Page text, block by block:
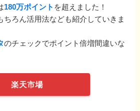
180万ポイント を超えました！
ちろん活用法なども紹介していきま
のチェックでポイント倍増間違いな
楽天市場